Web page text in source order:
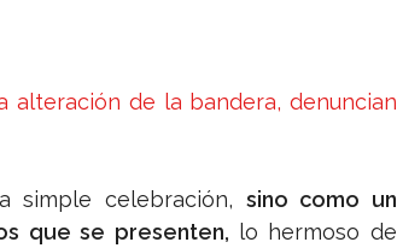
alteración de la bandera, denuncian
simple celebración, sino como un
que se presenten, lo hermoso de